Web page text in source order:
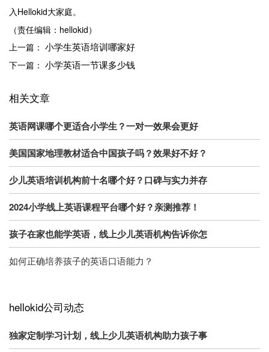
入 Hellokid大家庭。
（责任编辑：hellokid）
上一篇： 小学生英语培训哪家好
下一篇： 小学英语一节课多少钱
相关文章
英语网课哪个更适合小学生？一对一效果会更好
美国国家地理教材适合中国孩子吗？效果好不好？
少儿英语培训机构前十名哪个好？口碑与实力并存
2024小学线上英语课程平台哪个好？亲测推荐！
孩子在家也能学英语，线上少儿英语机构告诉你怎
如何正确培养孩子的英语口语能力？
hellokid公司动态
独家定制学习计划，线上少儿英语机构助力孩子事